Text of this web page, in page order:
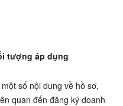
tượng áp dụng
số nội dung về hồ sơ,
quan đến đăng ký doanh